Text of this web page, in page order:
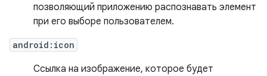
позволяющий приложению распознавать элемент
при его выборе пользователем.
android:icon
Ссылка на изображение, которое будет